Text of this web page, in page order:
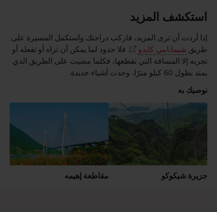
استكشف المزيد
إذا أردت أن ترى المزيد، فاركب دراجتك واستكمل المسيرة على
طريق شيمانامي كايدو
. فلا حدود لما يمكن أن تراه أو تفعله أو
تجربه إلا المسافة التي تقطعها، فكلما مضيت على الطريق الذي
يمتد بطول 60 كيلو مترًا، وجدت أشياء جديدة.
نوصيك به
جزيرة شيكوكو مقاطعة إهيمه